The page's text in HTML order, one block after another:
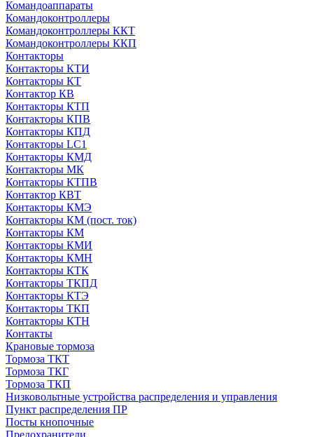
Командоаппараты
Командоконтроллеры
Командоконтроллеры ККТ
Командоконтроллеры ККП
Контакторы
Контакторы КТИ
Контакторы КТ
Контактор КВ
Контакторы КТП
Контакторы КПВ
Контакторы КПД
Контакторы LC1
Контакторы КМД
Контакторы МК
Контакторы КТПВ
Контактор КВТ
Контакторы КМЭ
Контакторы КМ (пост. ток)
Контакторы КМ
Контакторы КМИ
Контакторы КМН
Контакторы КТК
Контакторы ТКПД
Контакторы КТЭ
Контакторы ТКП
Контакторы КТН
Контакты
Крановые тормоза
Тормоза ТКТ
Тормоза ТКГ
Тормоза ТКП
Низковольтные устройства распределения и управления
Пункт распределения ПР
Посты кнопочные